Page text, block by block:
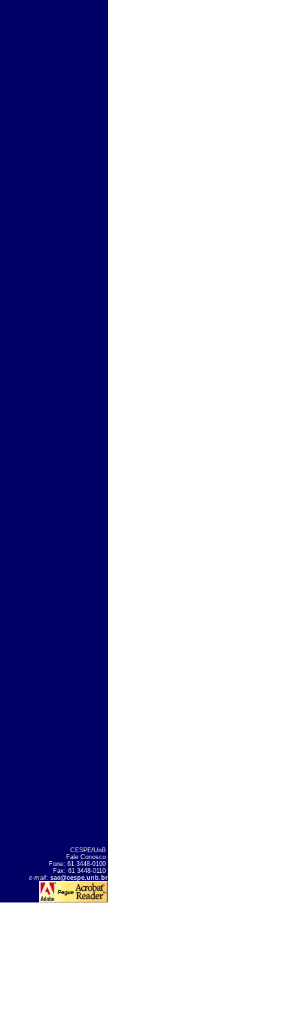
CESPE/UnB
Fale Conosco
Fone: 61 3448-0100
Fax: 61 3448-0110
e-mail: sac@cespe.unb.br